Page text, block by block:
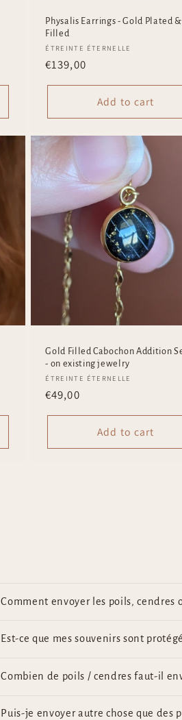
Physalis Earrings - Gold Plated
Filled
Vendor:
ÉTREINTE ÉTERNELLE
Regular
€139,00
Add to cart
Gold Filled Cabochon Addition
- on existing jewelry
Vendor:
ÉTREINTE ÉTERNELLE
Regular
€49,00
Add to cart
Comment envoyer les poils, cendres
Est-ce que mes souvenirs sont
Combien de poils / cendres faut-il
Puis-je envoyer autre chose que des